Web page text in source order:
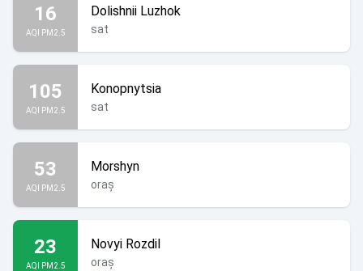
16
AQI PM2.5
Dolishnii Luzhok
sat
105
AQI PM2.5
Konopnytsia
sat
53
AQI PM2.5
Morshyn
oraș
23
AQI PM2.5
Novyi Rozdil
oraș